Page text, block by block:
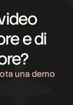
e di
una demo